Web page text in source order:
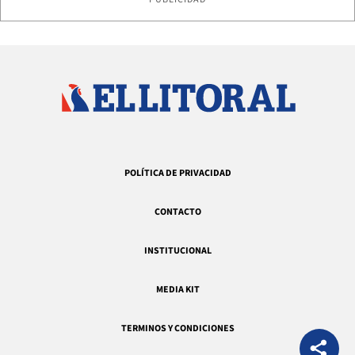
POLÍTICA DE PRIVACIDAD
CONTACTO
INSTITUCIONAL
MEDIA KIT
TERMINOS Y CONDICIONES